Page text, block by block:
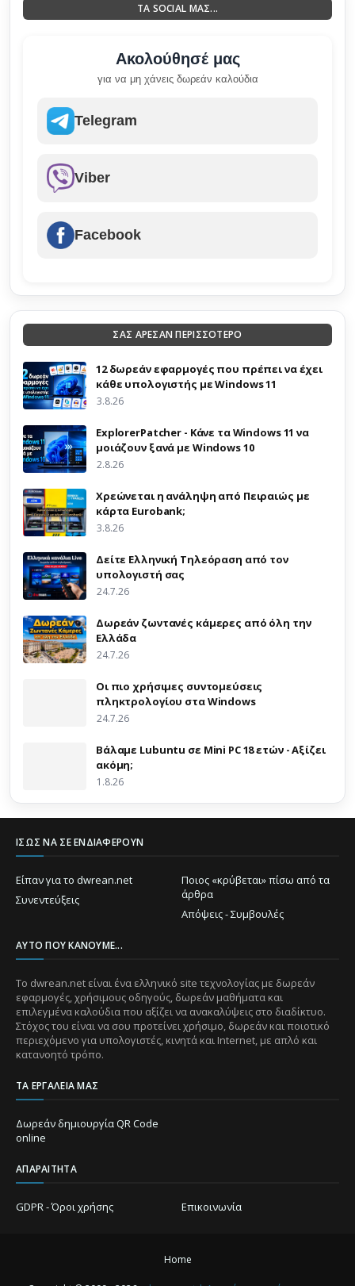
ΤΑ SOCIAL ΜΑΣ...
Ακολούθησέ μας
για να μη χάνεις δωρεάν καλούδια
Telegram
Viber
Facebook
ΣΑΣ ΑΡΕΣΑΝ ΠΕΡΙΣΣΟΤΕΡΟ
12 δωρεάν εφαρμογές που πρέπει να έχει
κάθε υπολογιστής με Windows 11
3.8.26
ExplorerPatcher - Κάνε τα Windows 11 να
μοιάζουν ξανά με Windows 10
2.8.26
Χρεώνεται η ανάληψη από Πειραιώς με
κάρτα Eurobank;
3.8.26
Δείτε Ελληνική Τηλεόραση από τον
υπολογιστή σας
24.7.26
Δωρεάν ζωντανές κάμερες από όλη την
Ελλάδα
24.7.26
Οι πιο χρήσιμες συντομεύσεις
πληκτρολογίου στα Windows
24.7.26
Βάλαμε Lubuntu σε Mini PC 18 ετών - Αξίζει
ακόμη;
1.8.26
ΊΣΩΣ ΝΑ ΣΕ ΕΝΔΙΑΦΈΡΟΥΝ
Είπαν για το dwrean.net
Ποιος «κρύβεται» πίσω από τα
άρθρα
Συνεντεύξεις
Απόψεις - Συμβουλές
ΑΥΤΌ ΠΟΥ ΚΆΝΟΥΜΕ...
Το dwrean.net είναι ένα ελληνικό site τεχνολογίας με δωρεάν
εφαρμογές, χρήσιμους οδηγούς, δωρεάν μαθήματα και
επιλεγμένα καλούδια που αξίζει να ανακαλύψεις στο διαδίκτυο.
Στόχος του είναι να σου προτείνει χρήσιμο, δωρεάν και ποιοτικό
περιεχόμενο για υπολογιστές, κινητά και Internet, με απλό και
κατανοητό τρόπο.
ΤΑ ΕΡΓΑΛΕΊΑ ΜΑΣ
Δωρεάν δημιουργία QR Code
online
ΑΠΑΡΑΊΤΗΤΑ
GDPR - Όροι χρήσης Επικοινωνία
Home